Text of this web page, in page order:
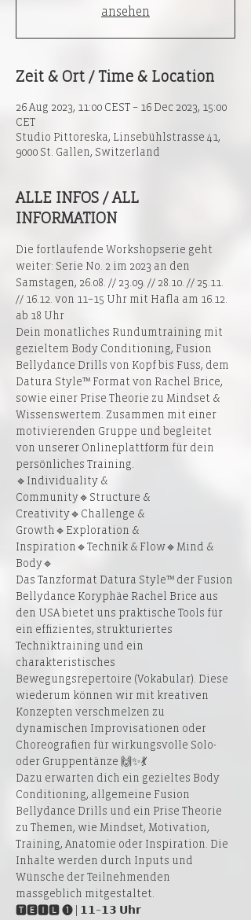
ansehen
Zeit & Ort / Time & Location
26 Aug 2023, 11:00 CEST – 16 Dec 2023, 15:00
CET
Studio Pittoreska, Linsebühlstrasse 41,
9000 St. Gallen, Switzerland
ALLE INFOS / ALL
INFORMATION
Die fortlaufende Workshopserie geht
weiter: Serie No. 2 im 2023 an den
Samstagen, 26.08. // 23.09. // 28.10. // 25.11.
// 16.12. von 11–15 Uhr mit Hafla am 16.12.
ab 18 Uhr
Dein monatliches Rundumtraining mit
gezieltem Body Conditioning, Fusion
Bellydance Drills von Kopf bis Fuss, dem
Datura Style™ Format von Rachel Brice,
sowie einer Prise Theorie zu Mindset &
Wissenswertem. Zusammen mit einer
motivierenden Gruppe und begleitet
von unserer Onlineplattform für dein
persönliches Training.
🔹Individuality &
Community🔹Structure &
Creativity🔹Challenge &
Growth🔹Exploration &
Inspiration🔹Technik & Flow🔹Mind &
Body🔹
Das Tanzformat Datura Style™ der Fusion
Bellydance Koryphäe Rachel Brice aus
den USA bietet uns praktische Tools für
ein effizientes, strukturiertes
Techniktraining und ein
charakteristisches
Bewegungsrepertoire (Vokabular). Diese
wiederum können wir mit kreativen
Konzepten verschmelzen zu
dynamischen Improvisationen oder
Choreografien für wirkungsvolle Solo-
oder Gruppentänze 🙌✨💃
Dazu erwarten dich ein gezieltes Body
Conditioning, allgemeine Fusion
Bellydance Drills und ein Prise Theorie
zu Themen, wie Mindset, Motivation,
Training, Anatomie oder Inspiration. Die
Inhalte werden durch Inputs und
Wünsche der Teilnehmenden
massgeblich mitgestaltet.
🆃🅴🅸🅻 ➊ | 𝟭𝟭–𝟭𝟯 𝗨𝗵𝗿